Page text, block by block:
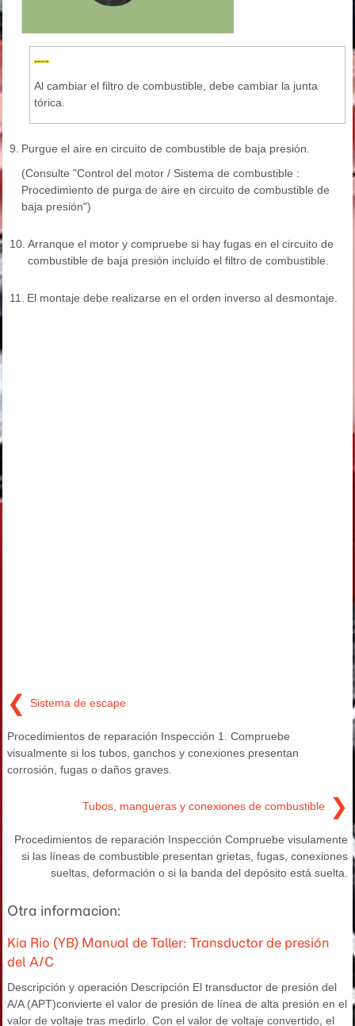
Al cambiar el filtro de combustible, debe cambiar la junta
tórica.
9. Purgue el aire en circuito de combustible de baja presión.
(Consulte "Control del motor / Sistema de combustible :
Procedimiento de purga de aire en circuito de combustible de
baja presión")
10. Arranque el motor y compruebe si hay fugas en el circuito de
combustible de baja presión incluido el filtro de combustible.
11. El montaje debe realizarse en el orden inverso al desmontaje.
❮ Sistema de escape
Procedimientos de reparación Inspección 1. Compruebe
visualmente si los tubos, ganchos y conexiones presentan
corrosión, fugas o daños graves.
Tubos, mangueras y conexiones de combustible ❯
Procedimientos de reparación Inspección Compruebe visulamente
si las líneas de combustible presentan grietas, fugas, conexiones
sueltas, deformación o si la banda del depósito está suelta.
Otra informacion:
Kia Rio (YB) Manual de Taller: Transductor de presión
del A/C
Descripción y operación Descripción El transductor de presión del
A/A (APT)convierte el valor de presión de línea de alta presión en el
valor de voltaje tras medirlo. Con el valor de voltaje convertido, el